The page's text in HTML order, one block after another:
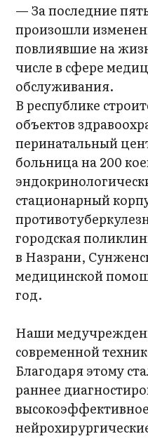
— За последние
произошли
повлиявшие на
числе в сфере
обслуживания.
В республике
объектов
перинатальный
больница на 200
стационарный
городская
в Назрани,
медицинской
год.
Наши
современной
Благодаря этому
раннее